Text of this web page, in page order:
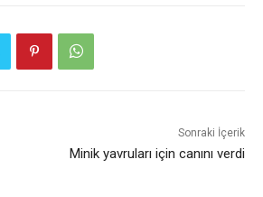
Sonraki İçerik
Minik yavruları için canını verdi